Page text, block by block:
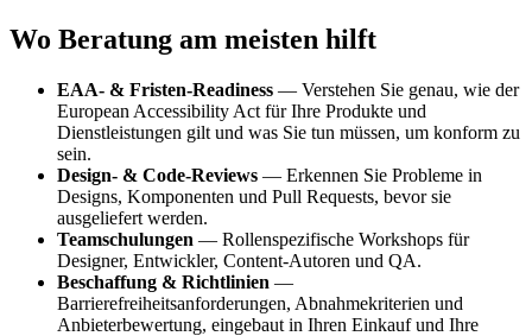
Wo Beratung am meisten hilft
EAA- & Fristen-Readiness — Verstehen Sie genau, wie der
European Accessibility Act für Ihre Produkte und
Dienstleistungen gilt und was Sie tun müssen, um konform zu
sein.
Design- & Code-Reviews — Erkennen Sie Probleme in
Designs, Komponenten und Pull Requests, bevor sie
ausgeliefert werden.
Teamschulungen — Rollenspezifische Workshops für
Designer, Entwickler, Content-Autoren und QA.
Beschaffung & Richtlinien —
Barrierefreiheitsanforderungen, Abnahmekriterien und
Anbieterbewertung, eingebaut in Ihren Einkauf und Ihre